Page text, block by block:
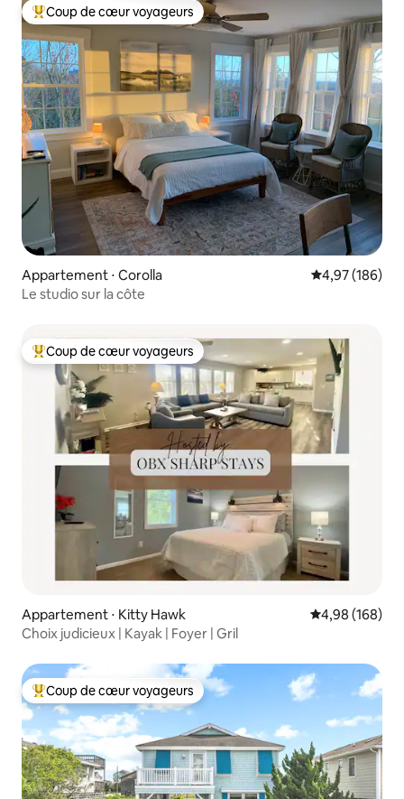
Coups de cœur voyageurs les plus appréciés
Coup de cœur voyageurs
Appartement ⋅ Corolla Évaluation
4,97 (186)
Le studio sur la côte
Coups de cœur voyageurs les plus appréciés
Coup de cœur voyageurs
Appartement ⋅ Kitty Hawk Évaluation
4,98 (168)
Choix judicieux | Kayak | Foyer | Gril
Coups de cœur voyageurs les plus appréciés
Coup de cœur voyageurs